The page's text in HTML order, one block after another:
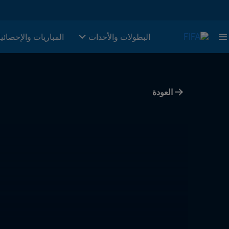
البطولات والأحدات المباريات
العودة